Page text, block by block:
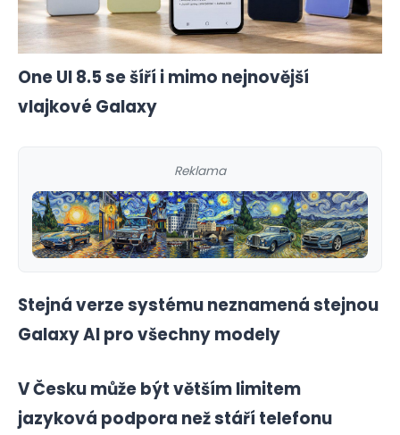
One UI 8.5 se šíří i mimo nejnovější
vlajkové Galaxy
Reklama
Stejná verze systému neznamená stejnou
Galaxy AI pro všechny modely
V Česku může být větším limitem
jazyková podpora než stáří telefonu